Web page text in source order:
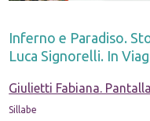
Inferno e Paradiso.
Luca Signorelli. In
Giulietti Fabiana.
Sillabe